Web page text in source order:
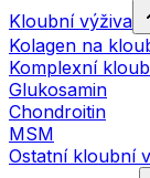
Kloubní výživa
Kolagen na
Komplexní
Glukosamin
Chondroitin
MSM
Ostatní kloubní